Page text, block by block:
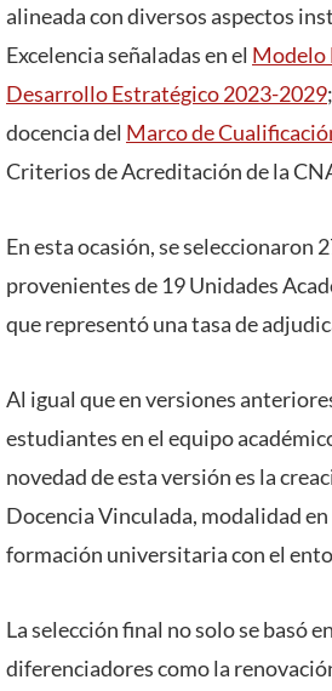
alineada con diversos aspectos
Excelencia señaladas en el Modelo
Desarrollo Estratégico 2023-2029
docencia del Marco de
Criterios de Acreditación de la
En esta ocasión, se seleccionaron
provenientes de 19 Unidades
que representó una tasa de
Al igual que en versiones
estudiantes en el equipo
novedad de esta versión es la
Docencia Vinculada, modalidad
formación universitaria con el
La selección final no solo se basó
diferenciadores como la